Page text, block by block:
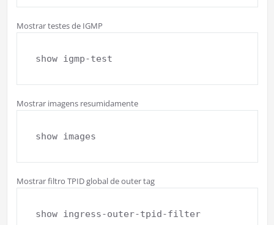
Mostrar testes de IGMP
show igmp-test
Mostrar imagens resumidamente
show images
Mostrar filtro TPID global de outer tag
show ingress-outer-tpid-filter